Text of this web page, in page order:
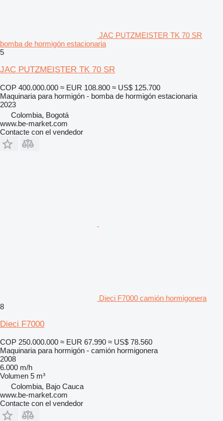
JAC PUTZMEISTER TK 70 SR
bomba de hormigón estacionaria
5
JAC PUTZMEISTER TK 70 SR
COP 400.000.000 ≈ EUR 108.800 ≈ US$ 125.700
Maquinaria para hormigón - bomba de hormigón estacionaria
2023
Colombia, Bogotá
www.be-market.com
Contacte con el vendedor
Dieci F7000 camión hormigonera
8
Dieci F7000
COP 250.000.000 ≈ EUR 67.990 ≈ US$ 78.560
Maquinaria para hormigón - camión hormigonera
2008
6.000 m/h
Volumen 5 m³
Colombia, Bajo Cauca
www.be-market.com
Contacte con el vendedor